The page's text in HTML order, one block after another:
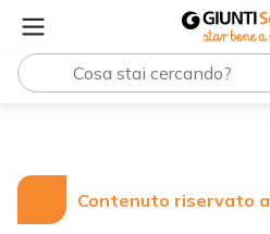
Contenuto riservato